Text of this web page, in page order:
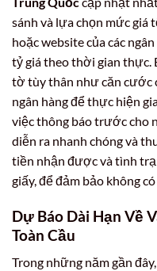
sánh và lựa chọn mức giá
hoặc website của các
tỷ giá theo thời gian thực.
tờ tùy thân như căn cước
ngân hàng để thực hiện
việc thông báo trước cho
diễn ra nhanh chóng và
tiền nhận được và tình
giấy, để đảm bảo không
Dự Báo Dài Hạn Về
Toàn Cầu
Trong những năm gần